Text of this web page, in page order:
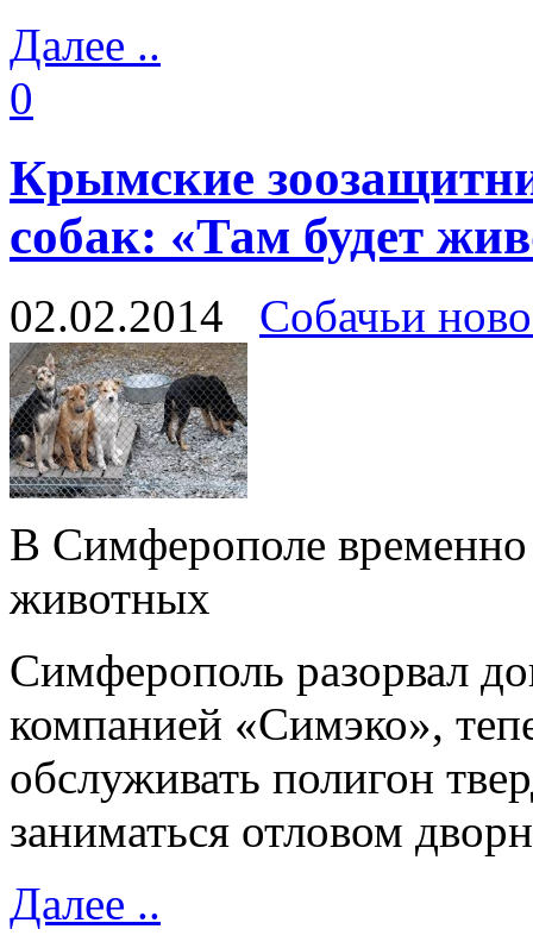
Далее ..
0
Крымские
собак: «Там будет
02.02.2014 Собачьи
В Симферополе
животных
Симферополь разорвал
компанией «Симэко»,
обслуживать полигон
заниматься отловом
Далее ..